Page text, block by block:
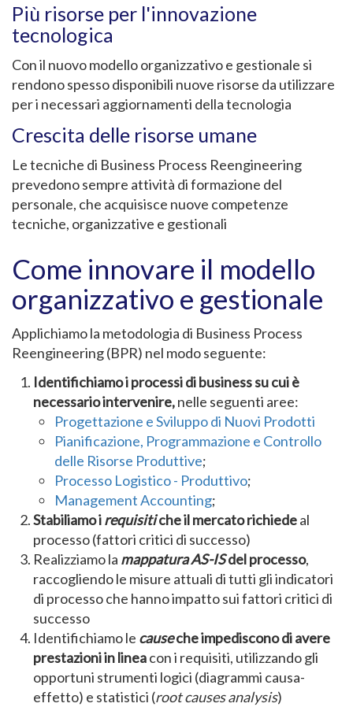
Più risorse per l'innovazione
tecnologica
Con il nuovo modello organizzativo e gestionale si
rendono spesso disponibili nuove risorse da utilizzare
per i necessari aggiornamenti della tecnologia
Crescita delle risorse umane
Le tecniche di Business Process Reengineering
prevedono sempre attività di formazione del
personale, che acquisisce nuove competenze
tecniche, organizzative e gestionali
Come innovare il modello
organizzativo e gestionale
Applichiamo la metodologia di Business Process
Reengineering (BPR) nel modo seguente:
Identifichiamo i processi di business su cui è
necessario intervenire,nelle seguenti aree:
Progettazione e Sviluppo di Nuovi Prodotti
Pianificazione, Programmazione e Controllo
delle Risorse Produttive;
Processo Logistico - Produttivo;
Management Accounting;
Stabiliamo irequisitiche il mercato richiedeal
processo (fattori critici di successo)
Realizziamo la mappatura AS-ISdel processo,
raccogliendo le misure attuali di tutti gli indicatori
di processo che hanno impatto sui fattori critici di
successo
Identifichiamo le causeche impediscono di avere
prestazioni in lineacon i requisiti, utilizzando gli
opportuni strumenti logici (diagrammi causa-
effetto) e statistici (root causes analysis)